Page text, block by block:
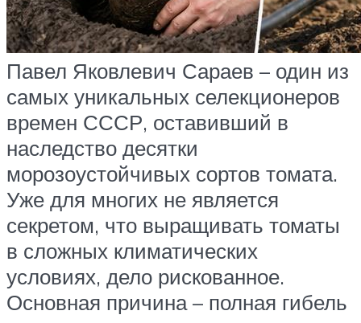
Павел Яковлевич Сараев – один из
самых уникальных селекционеров
времен СССР, оставивший в
наследство десятки
морозоустойчивых сортов томата.
Уже для многих не является
секретом, что выращивать томаты
в сложных климатических
условиях, дело рискованное.
Основная причина – полная гибель